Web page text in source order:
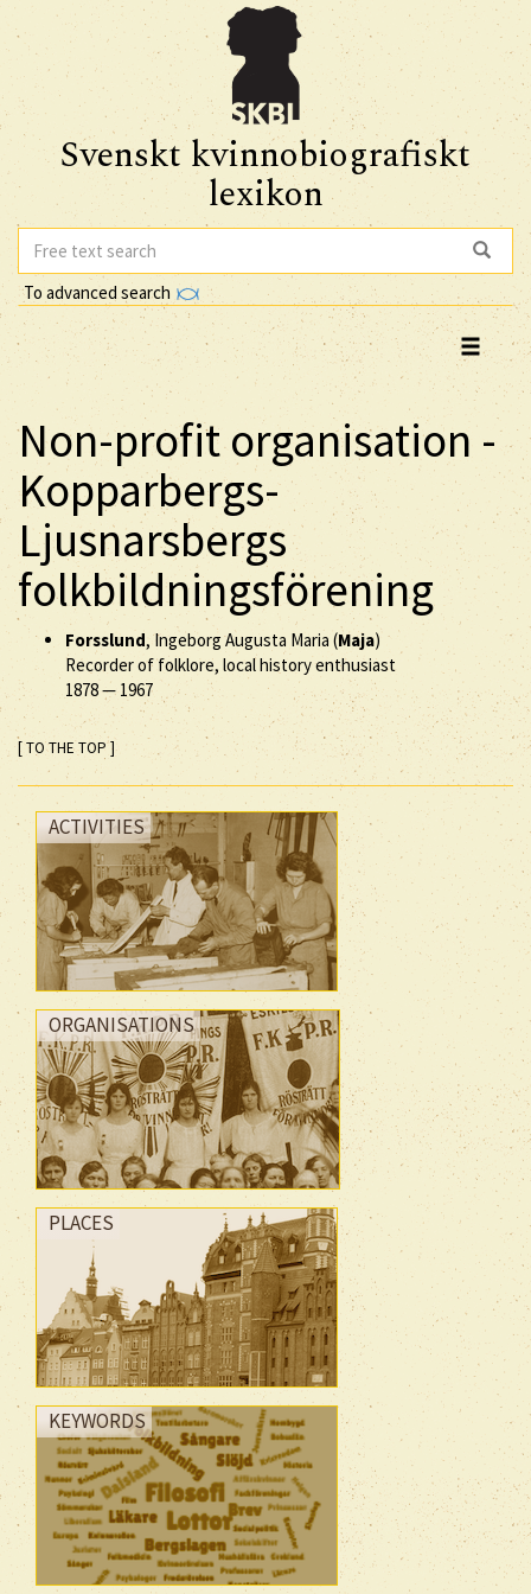
Svenskt kvinnobiografiskt
lexikon
To advanced search
Non-profit organisation -
Kopparbergs-
Ljusnarsbergs
folkbildningsförening
Forsslund, Ingeborg Augusta Maria (Maja)
Recorder of folklore, local history enthusiast
1878— 1967
[ TO THE TOP ]
ACTIVITIES
ORGANISATIONS
PLACES
KEYWORDS